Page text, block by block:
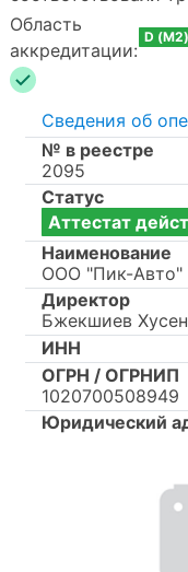
Область
аккредитации:
D (M2)
Сведения об
№ в реестре
2095
Статус
Аттестат
Наименование
ООО "Пик-Авто"
Директор
Бжекшиев
ИНН
ОГРН / ОГРНИП
1020700508949
Юридический